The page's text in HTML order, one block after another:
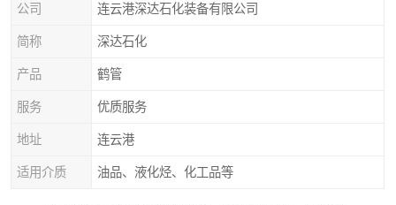
公司 连云港深达石化装备有限公司
简称 深达石化
产品 鹤管
服务 优质服务
地址 连云港
适用介质 油品、液化烃、化工品等